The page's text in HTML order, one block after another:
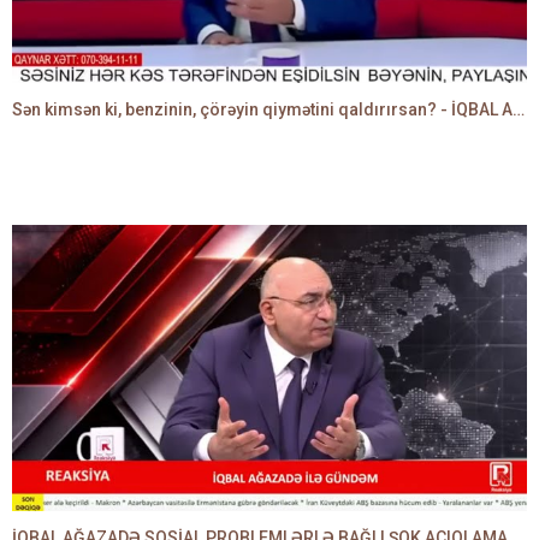
Sən kimsən ki, benzinin, çörəyin qiymətini qaldırırsan? - İQBAL AĞAZADƏ